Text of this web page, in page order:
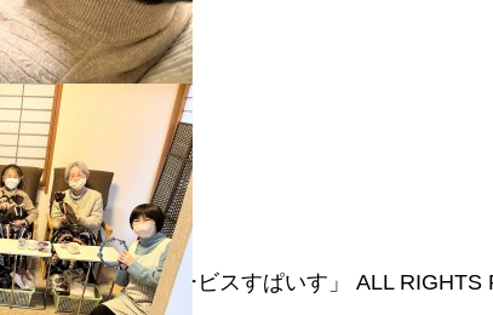
パイス 「デイサービスすぱいす」 ALL RIGHTS